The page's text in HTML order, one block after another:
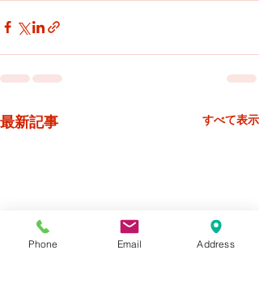
最新記事 すべて表示
Phone Email Address